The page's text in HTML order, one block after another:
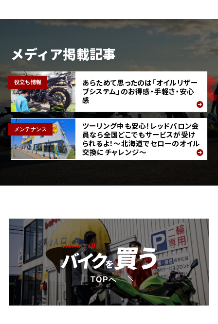
メディア掲載記事
役立ち情報
あらためて思ったのは「オイルリザー
ブシステム」のお得感・手軽さ・安心
感
メンテナンス
ツーリング中も安心！レッドバロン会
員なら全国どこでもサービスが受け
られるよ！～北海道でセローのオイル
交換にチャレンジ～
CONTENTS #01
バイクを買う
TOPへ